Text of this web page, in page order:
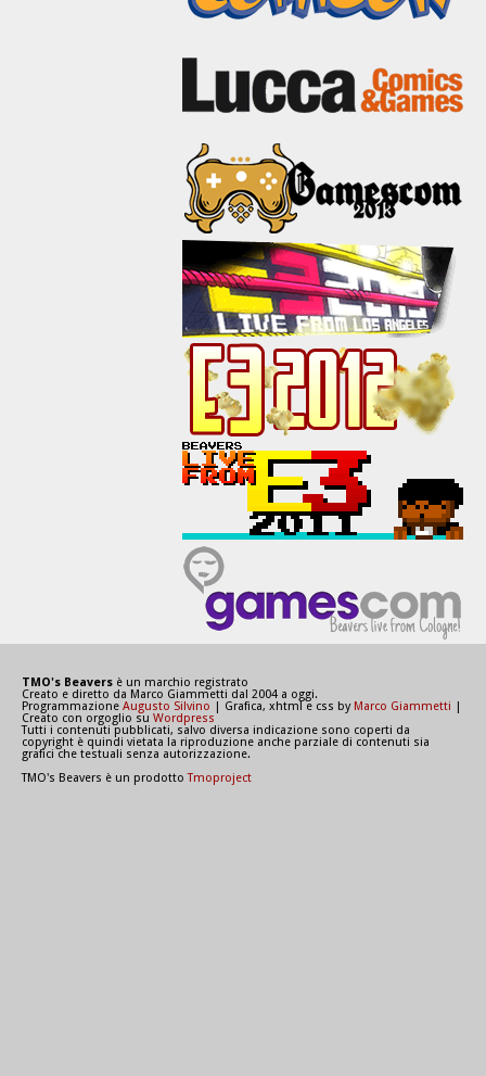
TMO's Beavers è un marchio registrato
Creato e diretto da Marco Giammetti dal 2004 a oggi.
Programmazione Augusto Silvino | Grafica, xhtml e css byMarco Giammetti |
Creato con orgoglio su Wordpress
Tutti i contenuti pubblicati, salvo diversa indicazione sono coperti da
copyright è quindi vietata la riproduzione anche parziale di contenuti sia
grafici che testuali senza autorizzazione.
TMO's Beavers è un prodottoTmoproject